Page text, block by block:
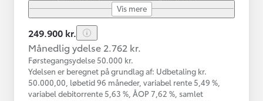
Vis mere
249.900 kr.
Månedlig ydelse 2.762 kr.
Førstegangsydelse 50.000 kr.
Ydelsen er beregnet på grundlag af: Udbetaling kr.
50.000,00, løbetid 96 måneder, variabel rente 5,49 %,
variabel debitorrente 5,63 %, ÅOP 7,62 %, samlet